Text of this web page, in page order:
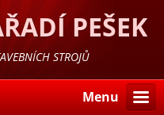
PEŠEK
STROJŮ
Menu